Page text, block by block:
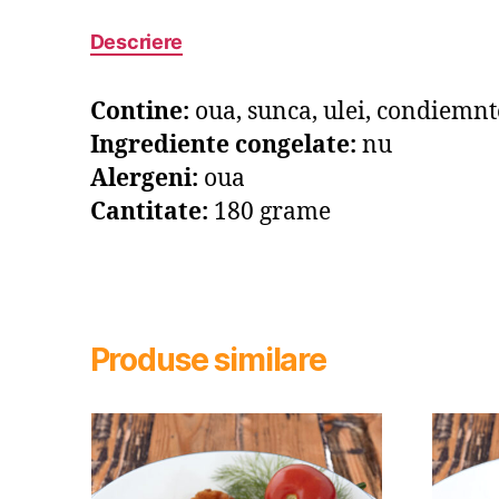
Descriere
Contine: oua, sunca, ulei,
Ingrediente congelate: nu
Alergeni: oua
Cantitate: 180 grame
Produse similare